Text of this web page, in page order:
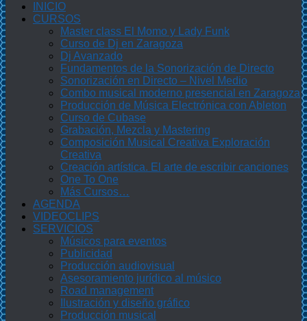
INICIO
CURSOS
Master class El Momo y Lady Funk
Curso de Dj en Zaragoza
Dj Avanzado
Fundamentos de la Sonorización de Directo
Sonorización en Directo – Nivel Medio
Combo musical moderno presencial en Zaragoza
Producción de Música Electrónica con Ableton
Curso de Cubase
Grabación, Mezcla y Mastering
Composición Musical Creativa Exploración
Creativa
Creación artística. El arte de escribir canciones
One To One
Más Cursos…
AGENDA
VIDEOCLIPS
SERVICIOS
Músicos para eventos
Publicidad
Producción audiovisual
Asesoramiento jurídico al músico
Road management
Ilustración y diseño gráfico
Producción musical